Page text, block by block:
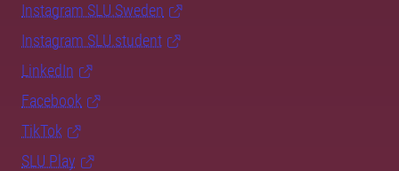
Instagram SLU.Sweden
Instagram SLU.student
LinkedIn
Facebook
TikTok
SLU Play